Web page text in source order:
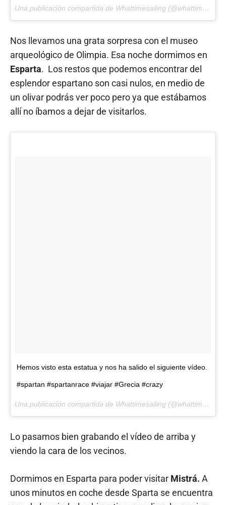
Una publicación compartida de Whattimesailing (@whattimesailing) el
Nos llevamos una grata sorpresa con el museo
arqueológico de Olimpia. Esa noche dormimos en
Esparta. Los restos que podemos encontrar del
esplendor espartano son casi nulos, en medio de
un olivar podrás ver poco pero ya que estábamos
allí no íbamos a dejar de visitarlos.
Hemos visto esta estatua y nos ha salido el siguiente vídeo.
#spartan #spartanrace #viajar #Grecia #crazy
Una publicación compartida de Whattimesailing (@whattimesailing) el
Lo pasamos bien grabando el vídeo de arriba y
viendo la cara de los vecinos.
Dormimos en Esparta para poder visitar Mistrá. A
unos minutos en coche desde Sparta se encuentra